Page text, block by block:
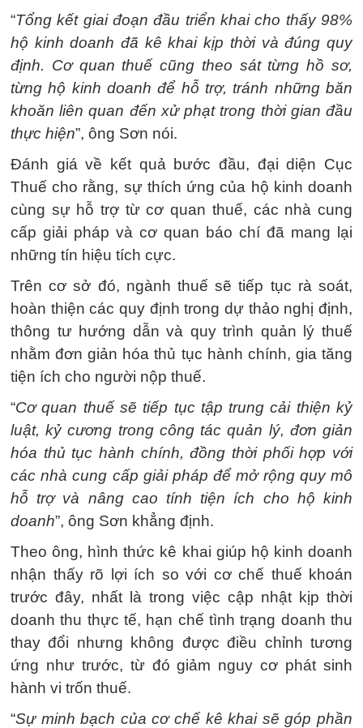
“Tổng kết giai đoạn đầu triển khai cho thấy 98%
hộ kinh doanh đã kê khai kịp thời và đúng quy
định. Cơ quan thuế cũng theo sát từng hồ sơ,
từng hộ kinh doanh để hỗ trợ, tránh những băn
khoăn liên quan đến xử phạt trong thời gian đầu
thực hiện”, ông Sơn nói.
Đánh giá về kết quả bước đầu, đại diện Cục
Thuế cho rằng, sự thích ứng của hộ kinh doanh
cùng sự hỗ trợ từ cơ quan thuế, các nhà cung
cấp giải pháp và cơ quan báo chí đã mang lại
những tín hiệu tích cực.
Trên cơ sở đó, ngành thuế sẽ tiếp tục rà soát,
hoàn thiện các quy định trong dự thảo nghị định,
thông tư hướng dẫn và quy trình quản lý thuế
nhằm đơn giản hóa thủ tục hành chính, gia tăng
tiện ích cho người nộp thuế.
“Cơ quan thuế sẽ tiếp tục tập trung cải thiện kỷ
luật, kỷ cương trong công tác quản lý, đơn giản
hóa thủ tục hành chính, đồng thời phối hợp với
các nhà cung cấp giải pháp để mở rộng quy mô
hỗ trợ và nâng cao tính tiện ích cho hộ kinh
doanh”, ông Sơn khẳng định.
Theo ông, hình thức kê khai giúp hộ kinh doanh
nhận thấy rõ lợi ích so với cơ chế thuế khoán
trước đây, nhất là trong việc cập nhật kịp thời
doanh thu thực tế, hạn chế tình trạng doanh thu
thay đổi nhưng không được điều chỉnh tương
ứng như trước, từ đó giảm nguy cơ phát sinh
hành vi trốn thuế.
“Sự minh bạch của cơ chế kê khai sẽ góp phần